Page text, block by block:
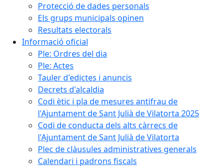
Protecció de dades personals
Els grups municipals opinen
Resultats electorals
Informació oficial
Ple: Ordres del dia
Ple: Actes
Tauler d'edictes i anuncis
Decrets d'alcaldia
Codi ètic i pla de mesures antifrau de
l'Ajuntament de Sant Julià de Vilatorta 2025
Codi de conducta dels alts càrrecs de
l'Ajuntament de Sant Julià de Vilatorta
Plec de clàusules administratives generals
Calendari i padrons fiscals